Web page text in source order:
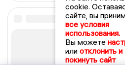
cookie.
сайте, вы
все условия
использования.
Вы можете
или отклонить и
покинуть сайт